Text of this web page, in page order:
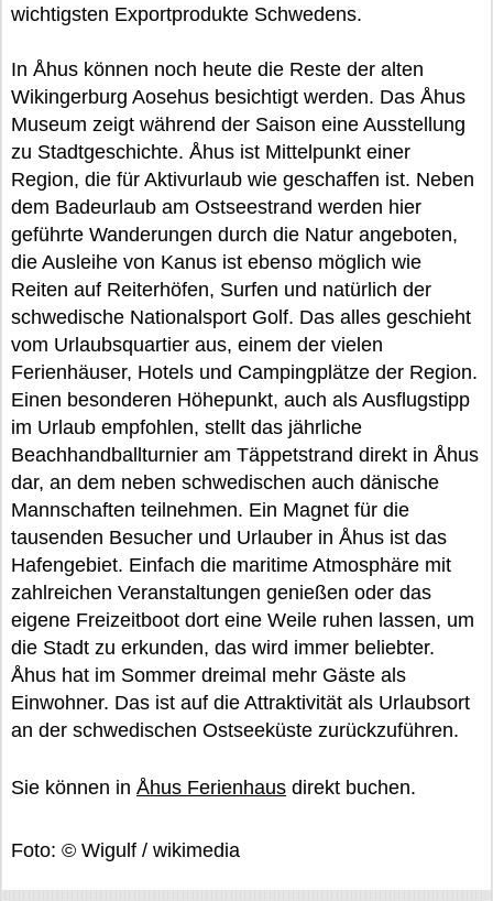
wichtigsten Exportprodukte Schwedens.
In Åhus können noch heute die Reste der alten
Wikingerburg Aosehus besichtigt werden. Das Åhus
Museum zeigt während der Saison eine Ausstellung
zu Stadtgeschichte. Åhus ist Mittelpunkt einer
Region, die für Aktivurlaub wie geschaffen ist. Neben
dem Badeurlaub am Ostseestrand werden hier
geführte Wanderungen durch die Natur angeboten,
die Ausleihe von Kanus ist ebenso möglich wie
Reiten auf Reiterhöfen, Surfen und natürlich der
schwedische Nationalsport Golf. Das alles geschieht
vom Urlaubsquartier aus, einem der vielen
Ferienhäuser, Hotels und Campingplätze der Region.
Einen besonderen Höhepunkt, auch als Ausflugstipp
im Urlaub empfohlen, stellt das jährliche
Beachhandballturnier am Täppetstrand direkt in Åhus
dar, an dem neben schwedischen auch dänische
Mannschaften teilnehmen. Ein Magnet für die
tausenden Besucher und Urlauber in Åhus ist das
Hafengebiet. Einfach die maritime Atmosphäre mit
zahlreichen Veranstaltungen genießen oder das
eigene Freizeitboot dort eine Weile ruhen lassen, um
die Stadt zu erkunden, das wird immer beliebter.
Åhus hat im Sommer dreimal mehr Gäste als
Einwohner. Das ist auf die Attraktivität als Urlaubsort
an der schwedischen Ostseeküste zurückzuführen.
Sie können in Åhus Ferienhaus direkt buchen.
Foto: © Wigulf / wikimedia